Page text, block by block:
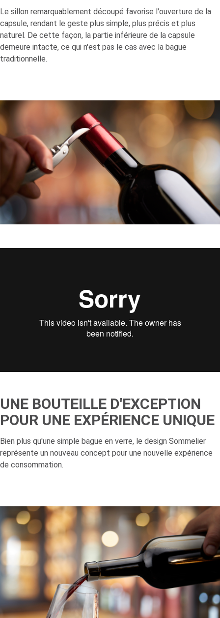
Le sillon remarquablement découpé favorise l'ouverture de la
capsule, rendant le geste plus simple, plus précis et plus
naturel. De cette façon, la partie inférieure de la capsule
demeure intacte, ce qui n'est pas le cas avec la bague
traditionnelle.
UNE BOUTEILLE D'EXCEPTION
POUR UNE EXPÉRIENCE UNIQUE
Bien plus qu'une simple bague en verre, le design Sommelier
représente un nouveau concept pour une nouvelle expérience
de consommation.